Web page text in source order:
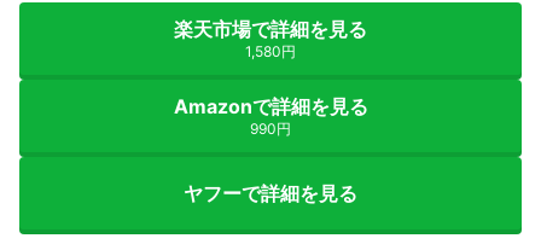
楽天市場で詳細を見る
1,580円
Amazonで詳細を見る
990円
ヤフーで詳細を見る